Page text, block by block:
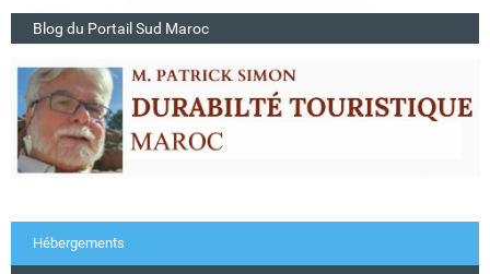
Blog du Portail Sud Maroc
Hébergements